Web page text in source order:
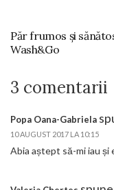
Păr frumos și
Wash&Go
3 comentarii
Popa Oana-Gabriela
10 AUGUST 2017 LA 10:15
Abia aștept să-mi iau și